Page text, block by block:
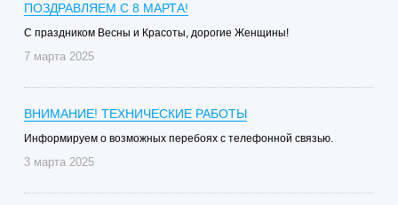
ПОЗДРАВЛЯЕМ С 8 МАРТА!
С праздником Весны и Красоты, дорогие Женщины!
7 марта 2025
ВНИМАНИЕ! ТЕХНИЧЕСКИЕ РАБОТЫ
Информируем о возможных перебоях с телефонной связью.
3 марта 2025